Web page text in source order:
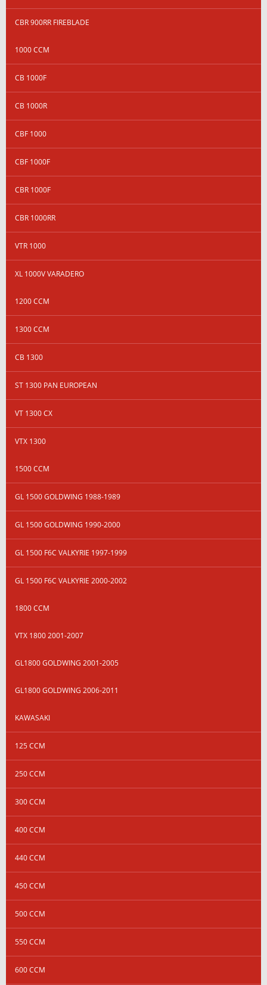
CBR 900RR FIREBLADE
1000 CCM
CB 1000F
CB 1000R
CBF 1000
CBF 1000F
CBR 1000F
CBR 1000RR
VTR 1000
XL 1000V VARADERO
1200 CCM
1300 CCM
CB 1300
ST 1300 PAN EUROPEAN
VT 1300 CX
VTX 1300
1500 CCM
GL 1500 GOLDWING 1988-1989
GL 1500 GOLDWING 1990-2000
GL 1500 F6C VALKYRIE 1997-1999
GL 1500 F6C VALKYRIE 2000-2002
1800 CCM
VTX 1800 2001-2007
GL1800 GOLDWING 2001-2005
GL1800 GOLDWING 2006-2011
KAWASAKI
125 CCM
250 CCM
300 CCM
400 CCM
440 CCM
450 CCM
500 CCM
550 CCM
600 CCM